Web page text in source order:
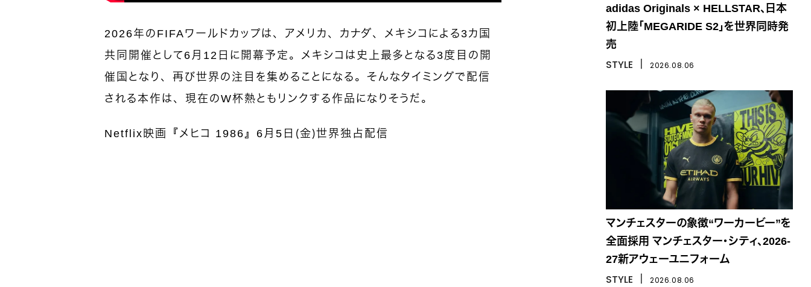
2026年のFIFAワールドカップは、アメリカ、カナダ、メキシコによる3カ国
共同開催として6月12日に開幕予定。メキシコは史上最多となる3度目の開
催国となり、再び世界の注目を集めることになる。そんなタイミングで配信
される本作は、現在のW杯熱ともリンクする作品になりそうだ。
Netflix映画『メヒコ 1986』6月5日（金）世界独占配信
adidas Originals × HELLSTAR、日本
初上陸「MEGARIDE S2」を世界同時発
売
STYLE 2026.08.06
マンチェスターの象徴“ワーカービー”を
全面採用 マンチェスター・シティ、2026-
27新アウェーユニフォーム
STYLE 2026.08.06